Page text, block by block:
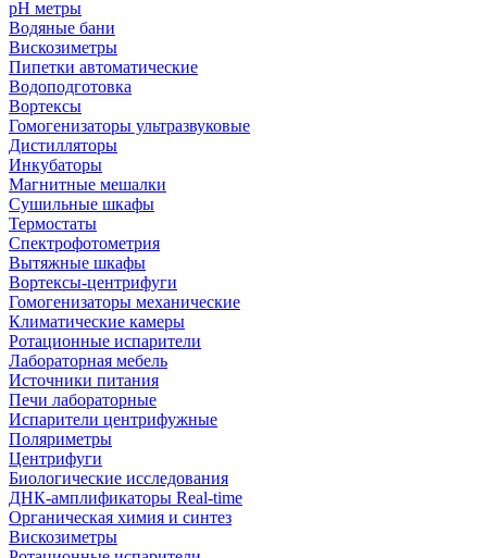
рН метры
Водяные бани
Вискозиметры
Пипетки автоматические
Водоподготовка
Вортексы
Гомогенизаторы ультразвуковые
Дистилляторы
Инкубаторы
Магнитные мешалки
Сушильные шкафы
Термостаты
Спектрофотометрия
Вытяжные шкафы
Вортексы-центрифуги
Гомогенизаторы механические
Климатические камеры
Ротационные испарители
Лабораторная мебель
Источники питания
Печи лабораторные
Испарители центрифужные
Поляриметры
Центрифуги
Биологические исследования
ДНК-амплификаторы Real-time
Органическая химия и синтез
Вискозиметры